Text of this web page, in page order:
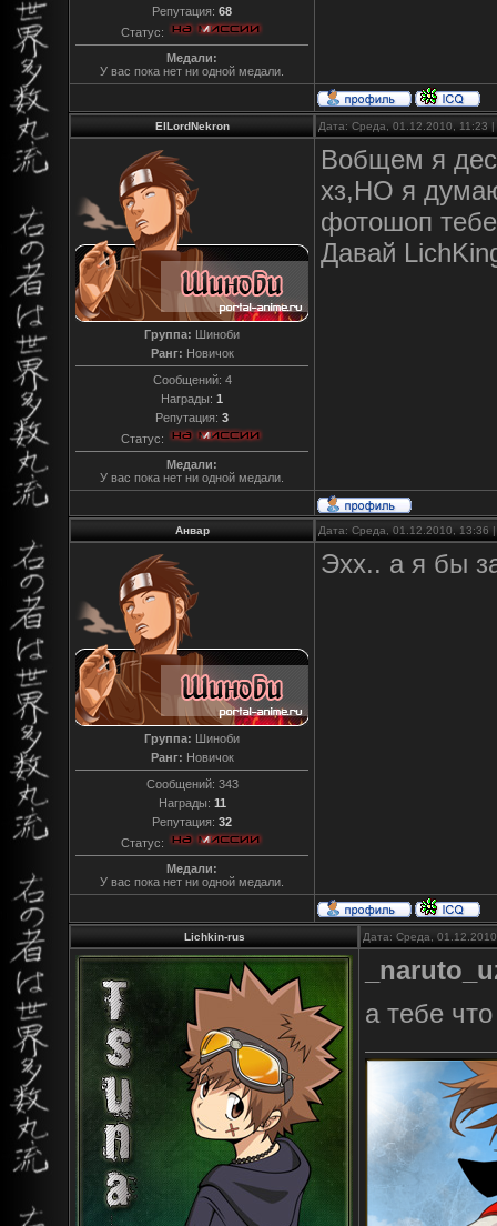
Репутация: 68
Статус:
Медали:
У вас пока нет ни одной медали.
ElLordNekron Дата: Среда, 01.12.2010, 11:23
Группа: Шиноби
Ранг: Новичок
Сообщений: 4
Награды: 1
Репутация: 3
Статус:
Медали:
У вас пока нет ни одной медали.
Вобщем я
хз,НО я
фотошоп
Давай
Анвар Дата: Среда, 01.12.2010,
Группа: Шиноби
Ранг: Новичок
Сообщений: 343
Награды: 11
Репутация: 32
Статус:
Медали:
У вас пока нет ни одной медали.
Эхх.. а я бы
Lichkin-rus Дата: Среда,
а тебе